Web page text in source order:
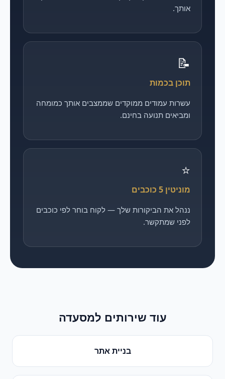
אותך.
📝
תוכן בכמות
עשרות עמודים ממוקדים שממצבים אותך כמומחה
ומביאים תנועה בחינם.
⭐
מוניטין 5 כוכבים
ננהל את הביקורות שלך — לקוח בוחר לפי כוכבים
לפני שמתקשר.
עוד שירותים למסעדה
בניית אתר